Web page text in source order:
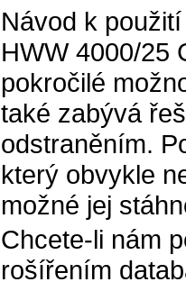
Návod k
HWW 4000/25
pokročilé
také zabývá
odstraněním.
který obvykle
možné jej
Chcete-li nám
rošířením